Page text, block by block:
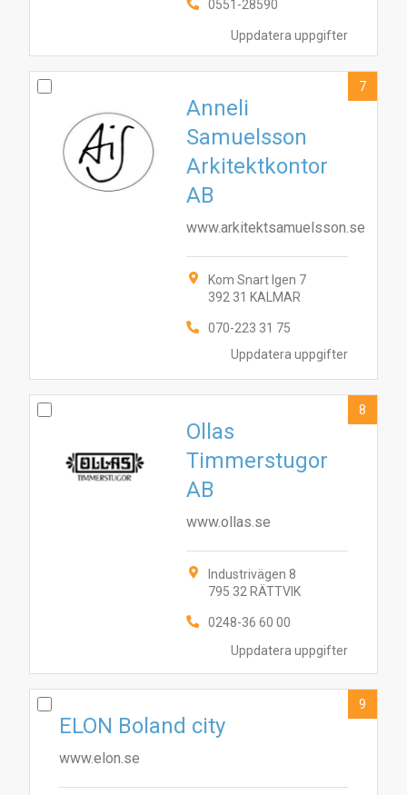
Uppdatera uppgifter
0551-28590
Uppdatera uppgifter
Anneli
Samuelsson
Arkitektkontor
AB
www.arkitektsamuelsson.se
Kom Snart Igen 7
392 31 KALMAR
070-223 31 75
7
Uppdatera uppgifter
Ollas
Timmerstugor
AB
www.ollas.se
Industrivägen 8
795 32 RÄTTVIK
0248-36 60 00
8
ELON Boland city
www.elon.se
9